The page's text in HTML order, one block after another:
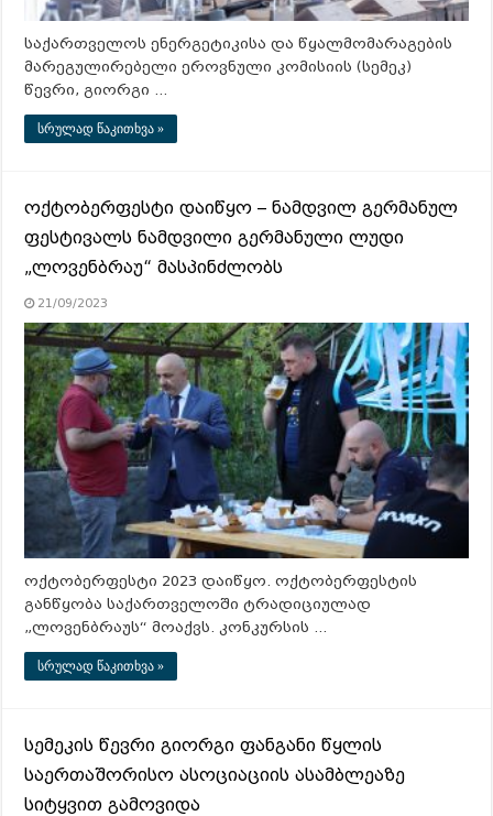
საქართველოს ენერგეტიკისა და წყალმომარაგების
მარეგულირებელი ეროვნული კომისიის (სემეკ)
წევრი, გიორგი …
სრულად წაკითხვა »
ოქტობერფესტი დაიწყო – ნამდვილ გერმანულ
ფესტივალს ნამდვილი გერმანული ლუდი
„ლოვენბრაუ“ მასპინძლობს
21/09/2023
ოქტობერფესტი 2023 დაიწყო. ოქტობერფესტის
განწყობა საქართველოში ტრადიციულად
„ლოვენბრაუს“ მოაქვს. კონკურსის …
სრულად წაკითხვა »
სემეკის წევრი გიორგი ფანგანი წყლის
საერთაშორისო ასოციაციის ასამბლეაზე
სიტყვით გამოვიდა